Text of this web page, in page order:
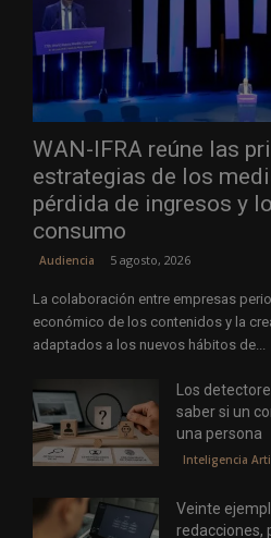
WAN-IFRA reúne las
estrategias de los
pérdida de ingresos y
consumo
Audiencia 5 agosto, 2026
La colaboración entre empresas
económico de los contenidos y la
adaptados a los nuevos hábitos de...
Los
saber si un
una persona
Inteligencia
Veinte
redacciones,